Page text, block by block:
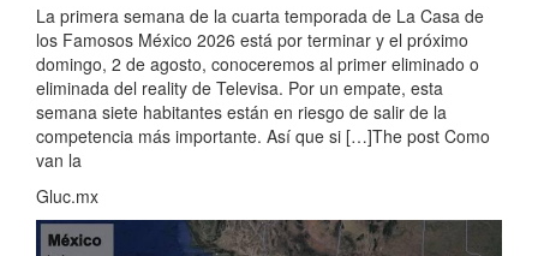
La primera semana de la cuarta temporada de La Casa de
los Famosos México 2026 está por terminar y el próximo
domingo, 2 de agosto, conoceremos al primer eliminado o
eliminada del reality de Televisa. Por un empate, esta
semana siete habitantes están en riesgo de salir de la
competencia más importante. Así que si […]The post Como
van la
Gluc.mx